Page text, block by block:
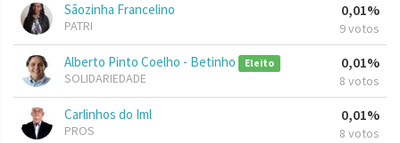
Sãozinha Francelino
PATRI
0,01%
9 votos
Alberto Pinto Coelho - Betinho Eleito
SOLIDARIEDADE
0,01%
8 votos
Carlinhos do Iml
PROS
0,01%
8 votos